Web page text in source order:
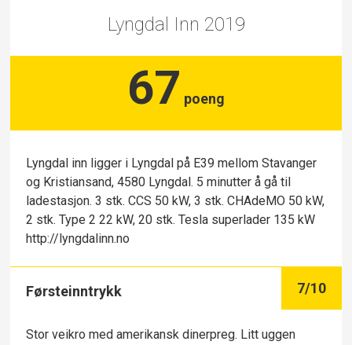
Lyngdal Inn 2019
67 poeng
Lyngdal inn ligger i Lyngdal på E39 mellom Stavanger
og Kristiansand, 4580 Lyngdal. 5 minutter å gå til
ladestasjon. 3 stk. CCS 50 kW, 3 stk. CHAdeMO 50 kW,
2 stk. Type 2 22 kW, 20 stk. Tesla superlader 135 kW
http://lyngdalinn.no
Førsteinntrykk 7/10
Stor veikro med amerikansk dinerpreg. Litt uggen